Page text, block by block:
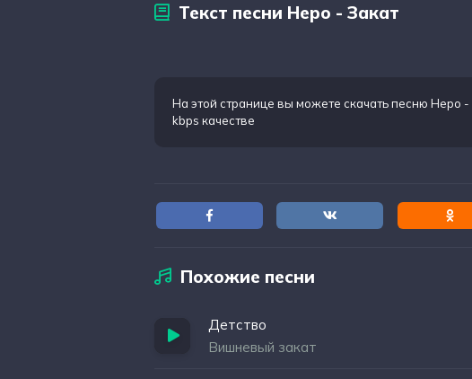
Текст песни Неро - Закат
На этой странице вы можете скачать песню Неро -
kbps качестве
Похожие песни
Детство
Вишневый закат